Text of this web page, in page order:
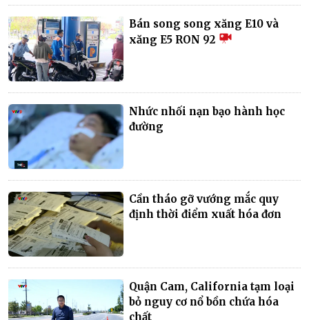
Bán song song xăng E10 và
xăng E5 RON 92
Nhức nhối nạn bạo hành học
đường
Cần tháo gỡ vướng mắc quy
định thời điểm xuất hóa đơn
Quận Cam, California tạm loại
bỏ nguy cơ nổ bồn chứa hóa
chất